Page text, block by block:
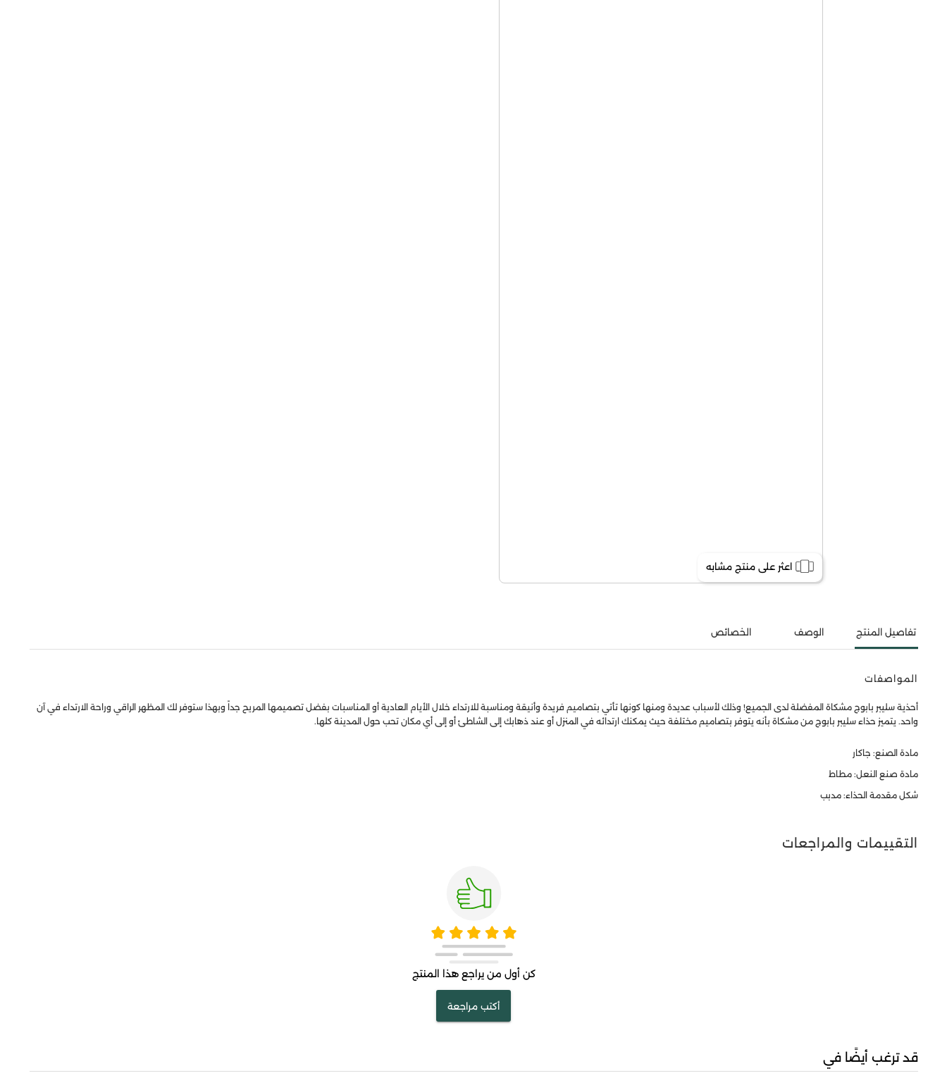
اعثر على منتج مشابه
تفاصيل المنتج الوصف الخصائص
المواصفات
أحذية سليبر بابوج مشكاة المفضلة لدى الجميع! وذلك لأسباب عديدة ومنها كونها تأتي بتصاميم فريدة وأنيقة ومناسبة للارتداء خلال الأيام العادية أو المناسبات بفضل تصميمها المريح جداً وبهذا ستوفر لك المظهر الراقي وراحة الارتداء في آن
واحد. يتميز حذاء سليبر بابوج من مشكاة بأنه يتوفر بتصاميم مختلفة حيث يمكنك ارتدائه في المنزل أو عند ذهابك إلى الشاطئ أو إلى أي مكان تحب حول المدينة كلها.
مادة الصنع: جاكار
مادة صنع النعل: مطاط
شكل مقدمة الحذاء: مدبب
التقييمات والمراجعات
كن أول من يراجع هذا المنتج
أكتب مراجعة
قد ترغب أيضًا في